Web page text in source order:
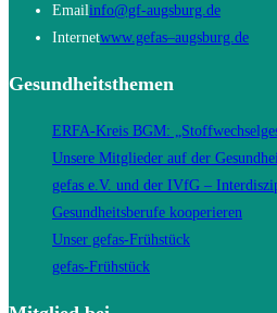
Emailinfo@gf-augsburg.deOpens
in
Internetwww.gefas–augsburg.deOpens
Gesundheitsthemen
ERFA-Kreis BGM:
Unsere Mitglieder auf der
gefas e.V. und der IVfG –
Gesundheitsberufe kooperieren
Unser gefas-Frühstück
gefas-Frühstück